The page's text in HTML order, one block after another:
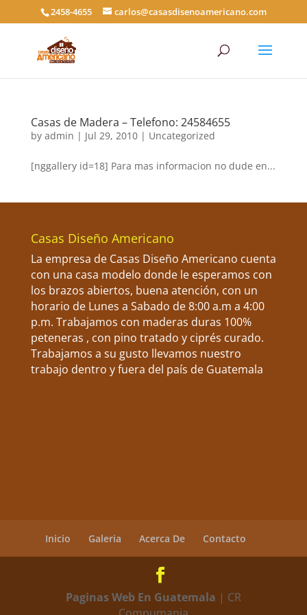
2458-4655 carlos@casasdisenoamericano.com
Casas de Madera – Telefono: 24584655
by admin | Jul 29, 2010| Uncategorized
[nggallery id=18] Para mas informacion no dude en...
Casas Diseño Americano
La empresa de Casas Diseño Americano cuenta
con una casa modelo donde le esperamos con
los brazos abiertos, buena atención, con un
horario de Lunes a Sabado de 8:00 a.m a 4:00
p.m. Trabajamos con maderas duras 100%
peteneras , con pino tratado y ciprés curado.
Trabajamos a su gusto llevamos nuestro
trabajo dentro y fuera del país de Guatemala
Inicio Galeria Acerca De Contacto
Paginas Web En Guatemala | CR